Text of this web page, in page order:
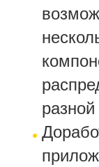
разной